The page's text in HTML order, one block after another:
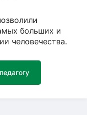
больших и
человечества.